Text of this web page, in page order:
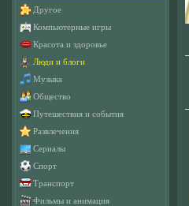
Другое
Компьютерные игры
Красота и здоровье
Люди и блоги
Музыка
Общество
Путешествия и события
Развлечения
Сериалы
Спорт
Транспорт
Фильмы и анимация